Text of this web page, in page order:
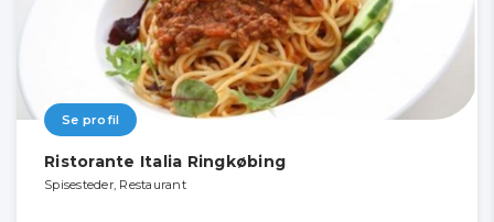
Se profil
Ristorante Italia Ringkøbing
Spisesteder, Restaurant